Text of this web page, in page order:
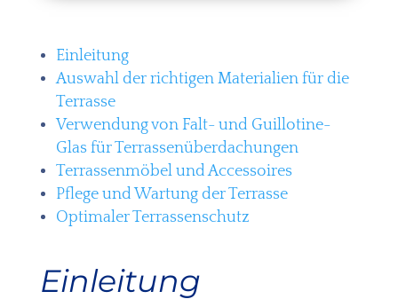
Einleitung
Auswahl der richtigen Materialien für die
Terrasse
Verwendung von Falt- und Guillotine-
Glas für Terrassenüberdachungen
Terrassenmöbel und Accessoires
Pflege und Wartung der Terrasse
Optimaler Terrassenschutz
Einleitung